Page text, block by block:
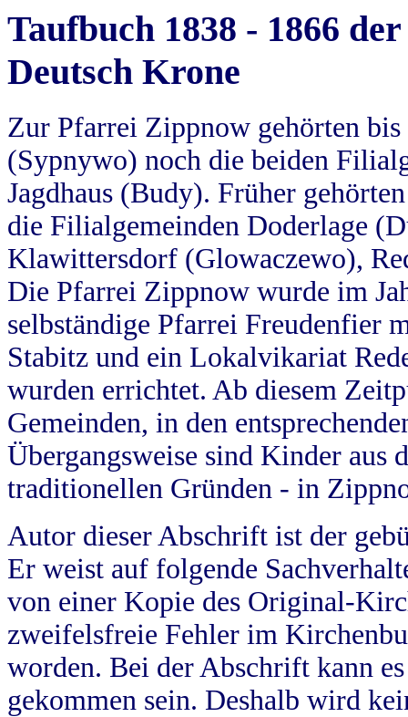
Taufbuch 1838 - 1866
Deutsch Krone
Zur Pfarrei Zippnow gehörten
(Sypnywo) noch die beiden
Jagdhaus (Budy). Früher
die Filialgemeinden Doderlage
Klawittersdorf (Glowaczewo),
Die Pfarrei Zippnow wurde im
selbständige Pfarrei Freudenfier
Stabitz und ein Lokalvikariat
wurden errichtet. Ab diesem
Gemeinden, in den
Übergangsweise sind Kinder aus
traditionellen Gründen - in
Autor dieser Abschrift ist der
Er weist auf folgende
von einer Kopie des Original-
zweifelsfreie Fehler im
worden. Bei der Abschrift kann
gekommen sein. Deshalb wird